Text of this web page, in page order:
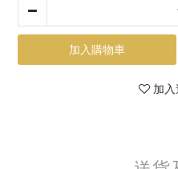
加入購物車
加